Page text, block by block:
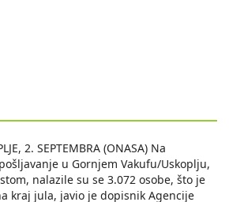
2. SEPTEMBRA (ONASA) Na
u Gornjem Vakufu/Uskoplju,
nalazile su se 3.072 osobe, što je
kraj jula, javio je dopisnik Agencije